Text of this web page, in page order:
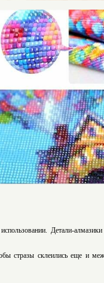
Детали-
стразы склеились еще и